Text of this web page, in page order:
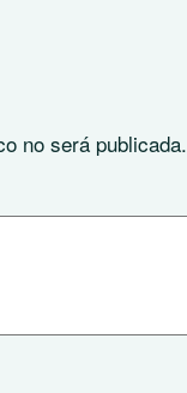
no será publicada.